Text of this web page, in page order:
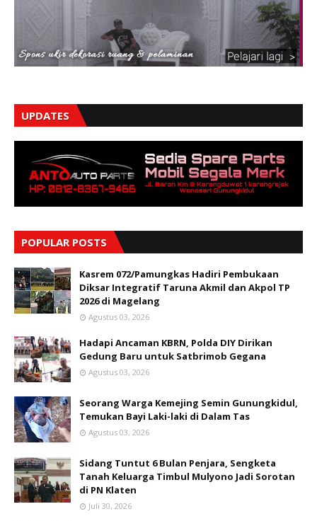
UPDATES
POPULAR POSTS
Kasrem 072/Pamungkas Hadiri Pembukaan
Diksar Integratif Taruna Akmil dan Akpol TP
2026 di Magelang
Agustus 03, 2026
Hadapi Ancaman KBRN, Polda DIY Dirikan
Gedung Baru untuk Satbrimob Gegana
Agustus 03, 2026
Seorang Warga Kemejing Semin Gunungkidul,
Temukan Bayi Laki-laki di Dalam Tas
Agustus 03, 2026
Sidang Tuntut 6 Bulan Penjara, Sengketa
Tanah Keluarga Timbul Mulyono Jadi Sorotan
di PN Klaten
Juli 30, 2026